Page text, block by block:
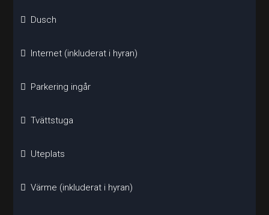
Dusch
Internet (inkluderat i hyran)
Parkering ingår
Tvättstuga
Uteplats
Värme (inkluderat i hyran)